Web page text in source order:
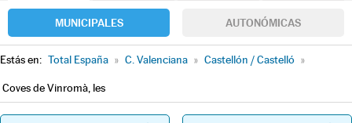
MUNICIPALES AUTONÓMICAS
Estás en: Total España » C. Valenciana » Castellón / Castelló »
Coves de Vinromà, les